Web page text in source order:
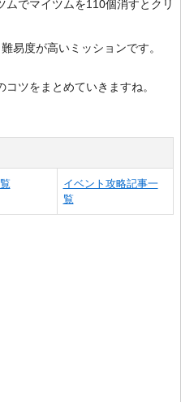
でマイツムを110個消すとクリ
易度が高いミッションです。
ツをまとめていきますね。
イベント攻略記事一
覧